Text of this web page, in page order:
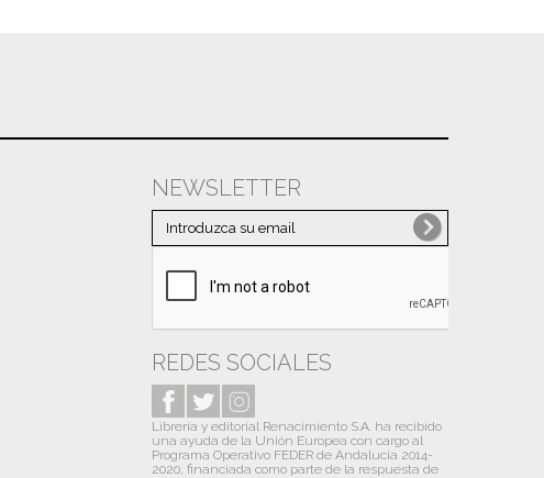
NEWSLETTER
REDES SOCIALES
Librería y editorial Renacimiento S.A. ha recibido
una ayuda de la Unión Europea con cargo al
Programa Operativo FEDER de Andalucía 2014-
2020, financiada como parte de la respuesta de